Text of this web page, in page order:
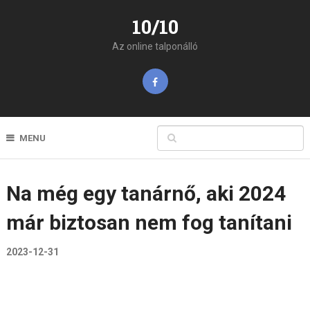
10/10
Az online talponálló
MENU
Na még egy tanárnő, aki 2024
már biztosan nem fog tanítani
2023-12-31